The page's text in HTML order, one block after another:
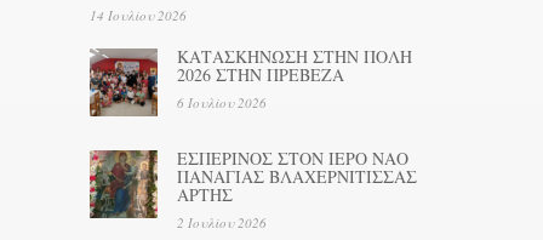
14 Ιουλίου 2026
ΚΑΤΑΣΚΗΝΩΣΗ ΣΤΗΝ ΠΟΛΗ
2026 ΣΤΗΝ ΠΡΕΒΕΖΑ
6 Ιουλίου 2026
ΕΣΠΕΡΙΝΟΣ ΣΤΟΝ ΙΕΡΟ ΝΑΟ
ΠΑΝΑΓΙΑΣ ΒΛΑΧΕΡΝΙΤΙΣΣΑΣ
ΑΡΤΗΣ
2 Ιουλίου 2026